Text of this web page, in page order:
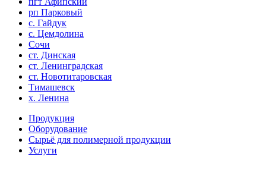
рп Парковый
с. Гайдук
с. Цемдолина
Сочи
ст. Динская
ст. Ленинградская
ст. Новотитаровская
Тимашевск
х. Ленина
Продукция
Оборудование
Сырьё для полимерной продукции
Услуги